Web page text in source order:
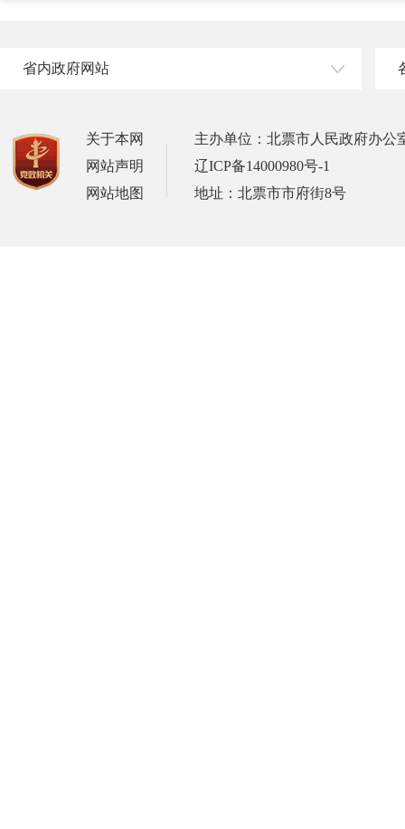
省内政府网站
关于本网
网站声明
网站地图
主办单位：北票市人民政府办公
辽ICP备14000980号-1
地址：北票市市府街8号